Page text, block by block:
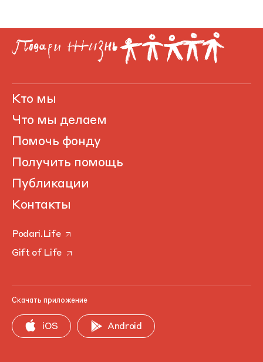
Кто мы
Что мы делаем
Помочь фонду
Получить помощь
Публикации
Контакты
Podari.Life
Gift of Life
Скачать приложение
iOS Android